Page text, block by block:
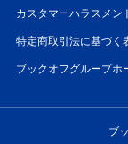
カスタマーハラスメン
特定商取引法に基づく
ブックオフグループホ
ブ